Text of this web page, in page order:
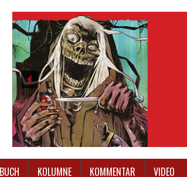
BUCH KOLUMNE KOMMENTAR VIDEO